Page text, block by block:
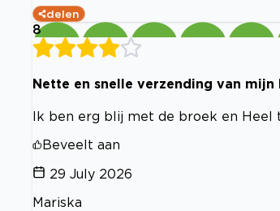
delen
8
Nette en snelle verzending van mijn
Ik ben erg blij met de broek en Heel
Beveelt aan
29 July 2026
Mariska